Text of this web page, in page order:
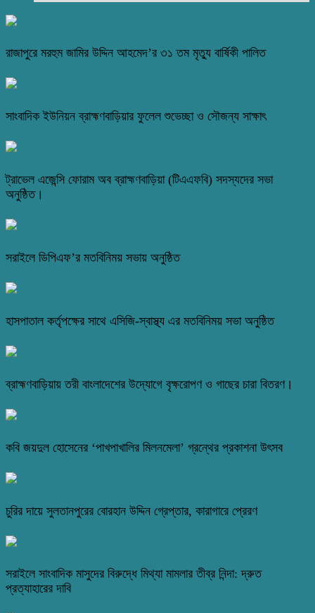
রাজাপুরে মরহুম জামির উদ্দিন আহমেদ’র ৩১ তম মৃত্যু বার্ষিকী পালিত
সাংবাদিক ইউনিয়ন ব্রাহ্মণবাড়িয়ার ফুলেল শুভেচ্ছা ও সৌজন্য সাক্ষাৎ
ট্রাভেল এজেন্সি ফোরাম অব ব্রাহ্মণবাড়িয়া (টিএএফবি) সদস্যদের সভা
অনুষ্ঠিত।
সরাইলে ডিপিএফ’র মতবিনিময় সভায় অনুষ্ঠিত
হাসপাতাল কর্তৃপক্ষের সাথে এসিজি-স্বাস্থ্য এর মতবিনিময় সভা অনুষ্ঠিত
ব্রাহ্মণবাড়িয়ায় তরী বাংলাদেশের উদ্যোগে বৃক্ষরোপণ ও গাছের চারা বিতরণ।
কবি জয়দুল হোসেনের ‘পাখপাখালির মিলনমেলা’ গ্রন্থের প্রকাশনা উৎসব
চুরির দায়ে সুলতানপুরের বোরহান উদ্দিন গ্রেপ্তার, কারাগারে প্রেরণ
সরাইলে সাংবাদিক মাসুদের বিরুদ্ধে মিথ্যা মামলার তীব্র নিন্দা: দ্রুত
প্রত্যাহারের দাবি